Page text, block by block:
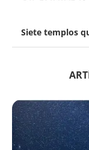
Siete templos